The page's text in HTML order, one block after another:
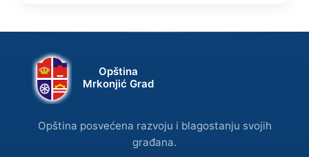
Opština
Mrkonjić Grad
Opština posvećena razvoju i blagostanju svojih
građana.